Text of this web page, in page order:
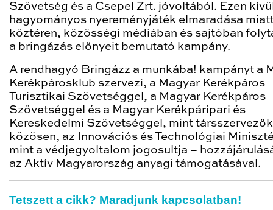
Szövetség és a Csepel Zrt. jóvoltából. Ezen
hagyományos nyereményjáték elmaradása
köztéren, közösségi médiában és sajtóban
a bringázás előnyeit bemutató kampány.
A rendhagyó Bringázz a munkába! kampányt a
Kerékpárosklub szervezi, a Magyar Kerékpáros
Turisztikai Szövetséggel, a Magyar Kerékpáros
Szövetséggel és a Magyar Kerékpáripari és
Kereskedelmi Szövetséggel, mint
közösen, az Innovációs és Technológiai
mint a védjegyoltalom jogosultja –
az Aktív Magyarország anyagi támogatásával.
Tetszett a cikk? Maradjunk kapcsolatban!